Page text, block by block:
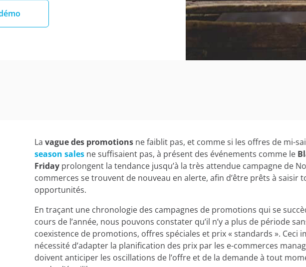
La vague des promotions ne faiblit pas, et comme si les offres de mi-
season sales ne suffisaient pas, à présent des événements comme le
Friday prolongent la tendance jusqu’à la très attendue campagne de
commerces se trouvent de nouveau en alerte, afin d’être prêts à saisir
opportunités.
En traçant une chronologie des campagnes de promotions qui se
cours de l’année, nous pouvons constater qu’il n’y a plus de période
coexistence de promotions, offres spéciales et prix « standards ». Ceci
nécessité d’adapter la planification des prix par les e-commerces
doivent anticiper les oscillations de l’offre et de la demande à tout